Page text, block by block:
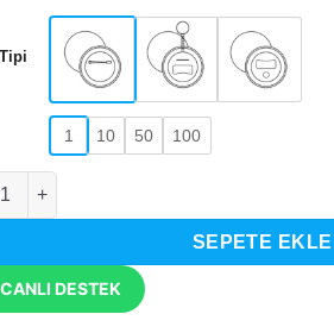
1 10 50 100
Her Şeyden Güzel Yazılı Rozet adet
SEPETE EKLE
CANLI DESTEK